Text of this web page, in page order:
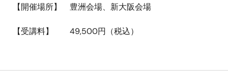
【開催場所】 豊洲会場、新大阪会場
【受講料】 49,500円（税込）